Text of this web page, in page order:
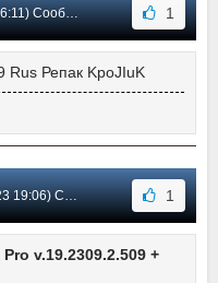
#528 1
Rus Репак KpoJIuK
#527 1
v.19.2309.2.509 +